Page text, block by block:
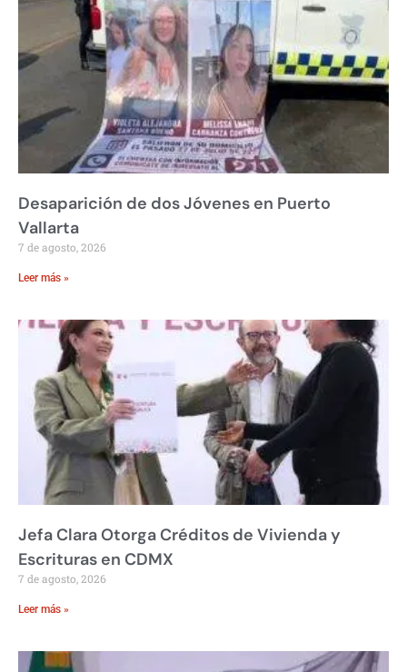
Desaparición de dos Jóvenes en Puerto
Vallarta
7 de agosto, 2026
Leer más »
Jefa Clara Otorga Créditos de Vivienda y
Escrituras en CDMX
7 de agosto, 2026
Leer más »